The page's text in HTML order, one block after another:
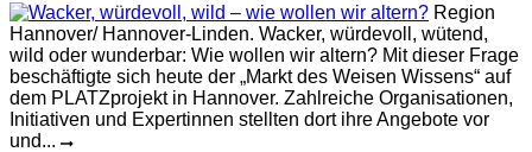
Region
Hannover/ Hannover-Linden. Wacker, würdevoll, wütend,
wild oder wunderbar: Wie wollen wir altern? Mit dieser Frage
beschäftigte sich heute der „Markt des Weisen Wissens“ auf
dem PLATZprojekt in Hannover. Zahlreiche Organisationen,
Initiativen und Expertinnen stellten dort ihre Angebote vor
und...